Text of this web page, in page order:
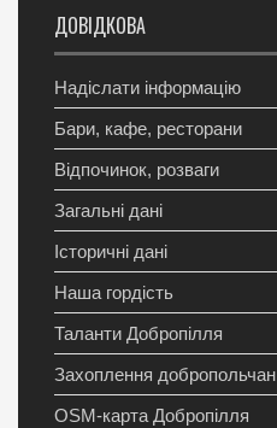
ДОВІДКОВА
Надіслати інформацію
Бари, кафе, ресторани
Відпочинок, розваги
Загальні дані
Історичні дані
Наша гордість
Таланти Добропілля
Захоплення добропольчан
OSM-карта Добропілля